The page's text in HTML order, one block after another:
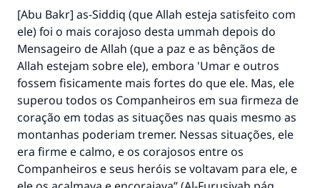
[Abu Bakr] as-Siddiq (que Allah esteja satisfeito com
ele) foi o mais corajoso desta ummah depois do
Mensageiro de Allah (que a paz e as bênçãos de
Allah estejam sobre ele), embora 'Umar e outros
fossem fisicamente mais fortes do que ele. Mas, ele
superou todos os Companheiros em sua firmeza de
coração em todas as situações nas quais mesmo as
montanhas poderiam tremer. Nessas situações, ele
era firme e calmo, e os corajosos entre os
Companheiros e seus heróis se voltavam para ele, e